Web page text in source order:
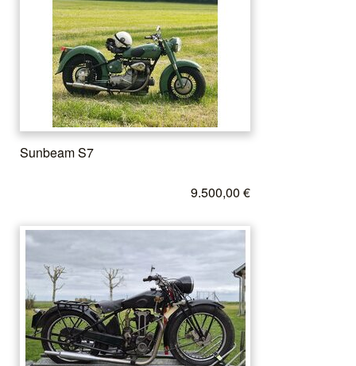
Sunbeam S7
9.500,00 €